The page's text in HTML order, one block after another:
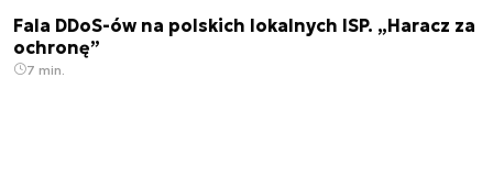
Fala DDoS-ów na polskich lokalnych ISP. „Haracz za
ochronę”
7 min.